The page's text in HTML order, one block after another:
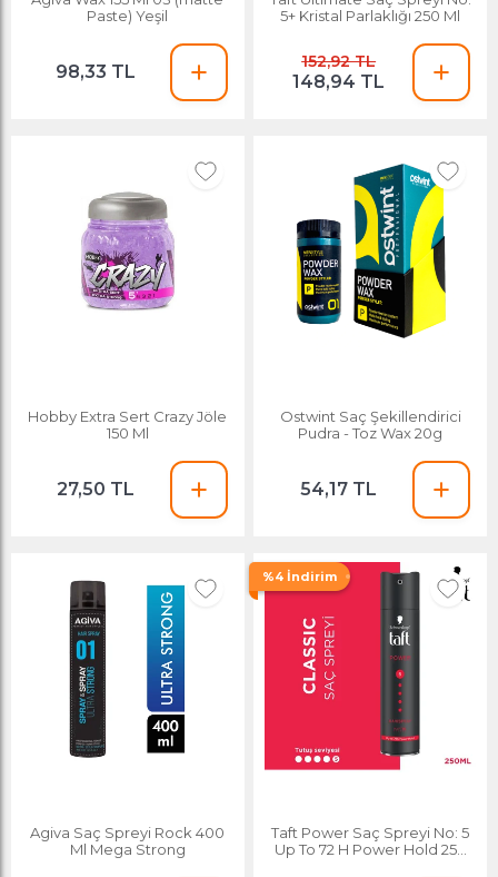
Paste) Yeşil
98,33 TL
5+ Kristal Parlaklığı 250 Ml
152,92 TL
148,94 TL
Hobby Extra Sert Crazy Jöle
150 Ml
27,50 TL
Ostwint Saç Şekillendirici
Pudra - Toz Wax 20g
54,17 TL
Agiva Saç Spreyi Rock 400
Ml Mega Strong
%4 İndirim
Taft Power Saç Spreyi No: 5
Up To 72 H Power Hold 250